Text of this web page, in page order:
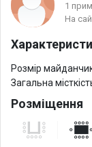
1
На
Розмір
Загальна
Розміщення